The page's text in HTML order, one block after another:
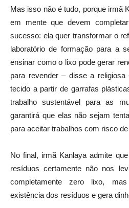
Mas isso não é tudo, porque irmã
em mente que devem
sucesso: ela quer transformar o
laboratório de formação para a
ensinar como o lixo pode gerar
para revender – disse a
tecido a partir de garrafas
trabalho sustentável para as
garantirá que elas não sejam
para aceitar trabalhos com risco
No final, irmã Kanlaya admite
resíduos certamente não nos
completamente zero lixo,
existência dos resíduos e gera